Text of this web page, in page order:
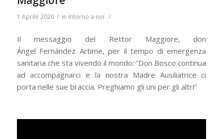
1 Aprile 2020 / in Intorno a noi /
Il messaggio del Rettor Maggiore, don
Ángel Fernández Artime, per il tempo di emergenza
sanitaria che sta vivendo il mondo: “Don Bosco continua
ad accompagnarci e la nostra Madre Ausiliatrice ci
porta nelle sue braccia. Preghiamo gli uni per gli altri”